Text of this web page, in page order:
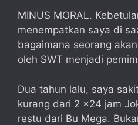
MINUS MORAL.
menempatkan saya di
bagaimana seorang
oleh SWT menjadi
Dua tahun lalu, saya
kurang dari 2 x24 jam
restu dari Bu Mega.